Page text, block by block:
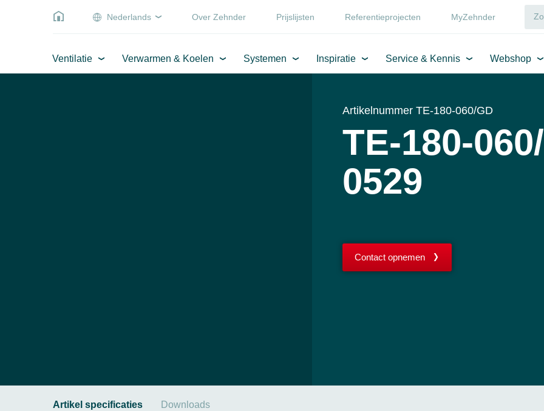
Nederlands Over Zehnder Prijslijsten Referentieprojecten MyZehnder
Ventilatie Verwarmen & Koelen Systemen Inspiratie Service & Kennis Webshop
Artikelnummer TE-180-060/GD
TE-180-
0529
Contact opnemen
Artikel specificaties Downloads